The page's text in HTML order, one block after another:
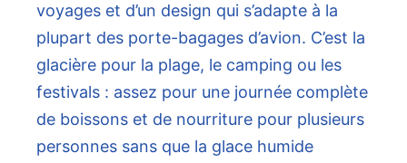
voyages et d’un design qui s’adapte à la
plupart des porte-bagages d’avion. C’est la
glacière pour la plage, le camping ou les
festivals : assez pour une journée complète
de boissons et de nourriture pour plusieurs
personnes sans que la glace humide